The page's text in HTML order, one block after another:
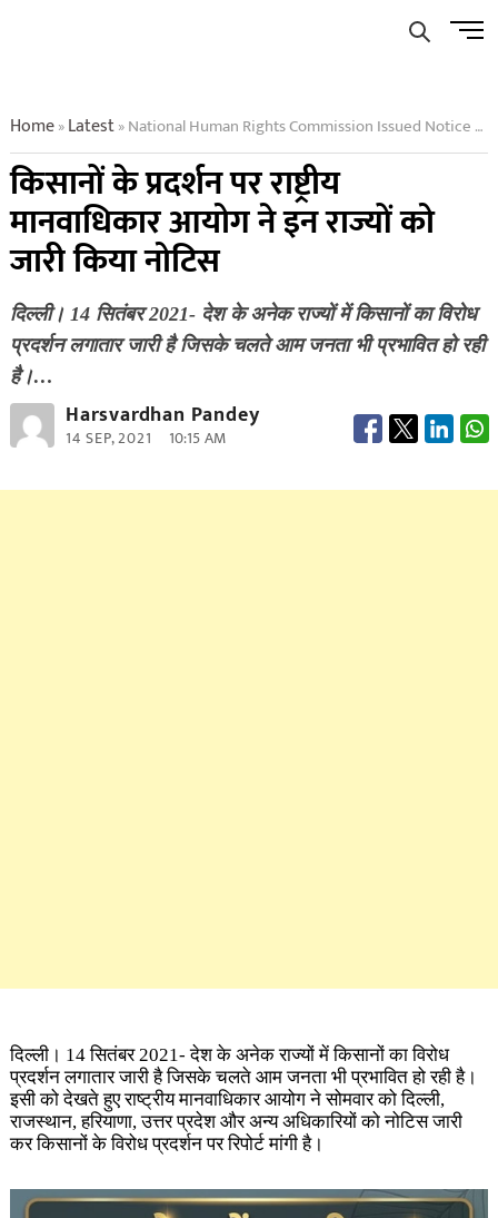
Menu
Home»Latest»National Human Rights Commission Issued Notice On Kisan
किसानों के प्रदर्शन पर राष्ट्रीय
मानवाधिकार आयोग ने इन राज्यों को
जारी किया नोटिस
दिल्ली। 14 सितंबर 2021- देश के अनेक राज्यों में किसानों का विरोध
प्रदर्शन लगातार जारी है जिसके चलते आम जनता भी प्रभावित हो रही
है।…
Harsvardhan Pandey
14 SEP, 2021 10:15 AM
दिल्ली। 14 सितंबर 2021- देश के अनेक राज्यों में किसानों का विरोध
प्रदर्शन लगातार जारी है जिसके चलते आम जनता भी प्रभावित हो रही है।
इसी को देखते हुए राष्ट्रीय मानवाधिकार आयोग ने सोमवार को दिल्ली,
राजस्थान, हरियाणा, उत्तर प्रदेश और अन्य अधिकारियों को नोटिस जारी
कर किसानों के विरोध प्रदर्शन पर रिपोर्ट मांगी है।